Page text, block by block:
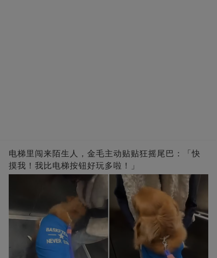
电梯里闯来陌生人，金毛主动贴贴狂摇尾巴：「快
摸我！我比电梯按钮好玩多啦！」